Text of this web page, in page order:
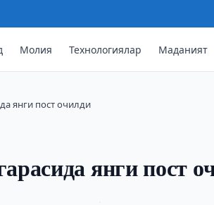
Молия Технологиялар Маданият
янги пост очилди
янги пост